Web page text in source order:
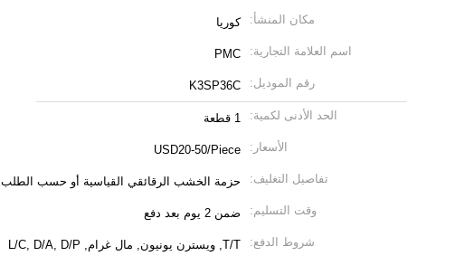
مكان المنشأ: كوريا
اسم العلامة التجارية: PMC
رقم الموديل: K3SP36C
الحد الأدنى لكمية: 1 قطعة
الأسعار: USD20-50/Piece
تفاصيل التغليف: حزمة الخشب الرقائقي القياسية أو حسب الطلب
وقت التسليم: ضمن 2 يوم بعد دفع
شروط الدفع: T/T, ويسترن يونيون, مال غرام, L/C, D/A, D/P